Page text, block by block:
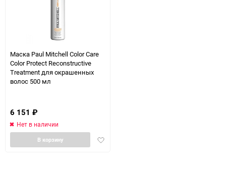
Маска Paul Mitchell Color Care
Color Protect Reconstructive
Treatment для окрашенных
волос 500 мл
6 151 ₽
Нет в наличии
Добавить
В корзину